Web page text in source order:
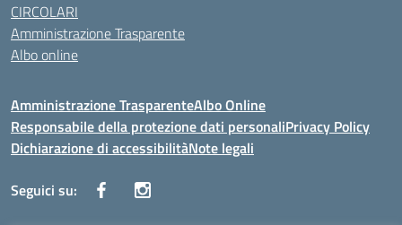
CIRCOLARI
Amministrazione Trasparente
Albo online
Amministrazione TrasparenteAlbo Online
Responsabile della protezione dati personaliPrivacy Policy
Dichiarazione di accessibilitàNote legali
Seguici su: